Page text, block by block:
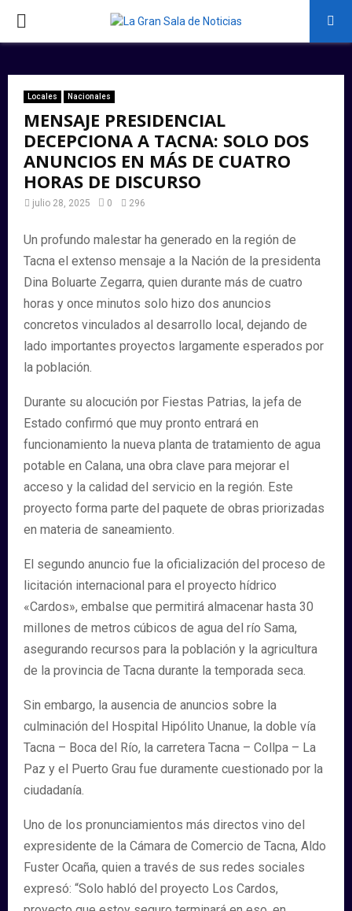
PRIMARY
Locales Nacionales
MENSAJE PRESIDENCIAL
DECEPCIONA A TACNA: SOLO DOS
ANUNCIOS EN MÁS DE CUATRO
HORAS DE DISCURSO
julio 28, 2025 0 296
Un profundo malestar ha generado en la región de
Tacna el extenso mensaje a la Nación de la presidenta
Dina Boluarte Zegarra, quien durante más de cuatro
horas y once minutos solo hizo dos anuncios
concretos vinculados al desarrollo local, dejando de
lado importantes proyectos largamente esperados por
la población.
Durante su alocución por Fiestas Patrias, la jefa de
Estado confirmó que muy pronto entrará en
funcionamiento la nueva planta de tratamiento de agua
potable en Calana, una obra clave para mejorar el
acceso y la calidad del servicio en la región. Este
proyecto forma parte del paquete de obras priorizadas
en materia de saneamiento.
El segundo anuncio fue la oficialización del proceso de
licitación internacional para el proyecto hídrico
«Cardos», embalse que permitirá almacenar hasta 30
millones de metros cúbicos de agua del río Sama,
asegurando recursos para la población y la agricultura
de la provincia de Tacna durante la temporada seca.
Sin embargo, la ausencia de anuncios sobre la
culminación del Hospital Hipólito Unanue, la doble vía
Tacna – Boca del Río, la carretera Tacna – Collpa – La
Paz y el Puerto Grau fue duramente cuestionado por la
ciudadanía.
Uno de los pronunciamientos más directos vino del
expresidente de la Cámara de Comercio de Tacna, Aldo
Fuster Ocaña, quien a través de sus redes sociales
expresó: “Solo habló del proyecto Los Cardos,